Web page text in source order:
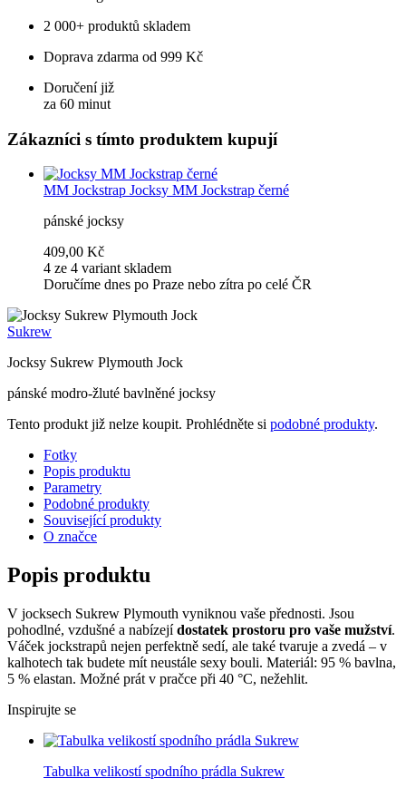
2 000+ produktů skladem
Doprava zdarma od 999 Kč
Doručení již
za 60 minut
Zákazníci s tímto produktem kupují
MM Jockstrap Jocksy MM Jockstrap černé
pánské jocksy
409,00 Kč
4 ze 4 variant skladem
Doručíme dnes po Praze nebo zítra po celé ČR
Sukrew
Jocksy Sukrew Plymouth Jock
pánské modro-žluté bavlněné jocksy
Tento produkt již nelze koupit. Prohlédněte si podobné produkty.
Fotky
Popis produktu
Parametry
Podobné produkty
Související produkty
O značce
Popis produktu
V jocksech Sukrew Plymouth vyniknou vaše přednosti. Jsou
pohodlné, vzdušné a nabízejídostatek prostoru pro vaše mužství.
Váček jockstrapů nejen perfektně sedí, ale také tvaruje a zvedá – v
kalhotech tak budete mít neustále sexy bouli. Materiál: 95 % bavlna,
5 % elastan. Možné prát v pračce při 40 °C, nežehlit.
Inspirujte se
Tabulka velikostí spodního prádla Sukrew